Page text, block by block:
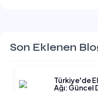
Son Eklenen
Türkiye'de
Ağı: Güncel